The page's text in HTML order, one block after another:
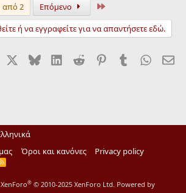
από 2 Επόμενο
ή να εγγραφείτε για να απαντήσετε εδώ.
Facebook BlueskyLinkedInReddit PinterestTumblr
Όροι και κανόνες
Privacy policy
R
® © 2010-2025 XenForo Ltd. Powered by